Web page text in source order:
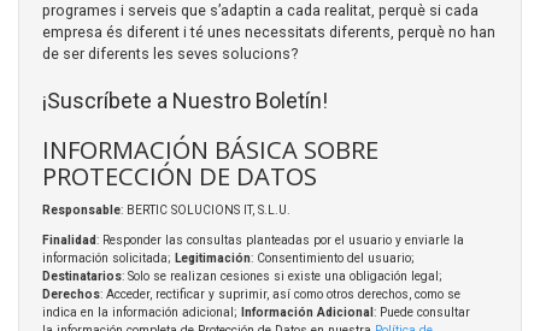
programes i serveis que s’adaptin a cada realitat, perquè si cada
empresa és diferent i té unes necessitats diferents, perquè no han
de ser diferents les seves solucions?
¡Suscríbete a Nuestro Boletín!
INFORMACIÓN BÁSICA SOBRE
PROTECCIÓN DE DATOS
Responsable: BERTIC SOLUCIONS IT, S.L.U.
Finalidad: Responder las consultas planteadas por el usuario y enviarle la
información solicitada; Legitimación: Consentimiento del usuario;
Destinatarios: Solo se realizan cesiones si existe una obligación legal;
Derechos: Acceder, rectificar y suprimir, así como otros derechos, como se
indica en la información adicional;
Información Adicional : Puede consultar